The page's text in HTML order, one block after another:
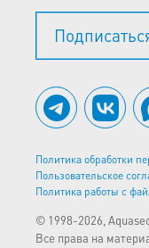
Политика обработки
Пользовательское
Политика работы с
© 1998-2026,
Все права на